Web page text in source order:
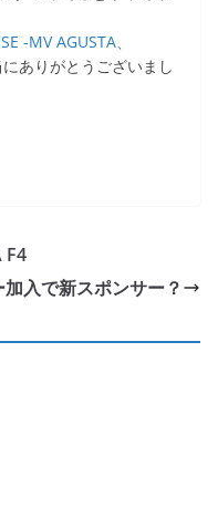
-MV AGUSTA、
ありがとうございまし
F4
入で新スポンサー？